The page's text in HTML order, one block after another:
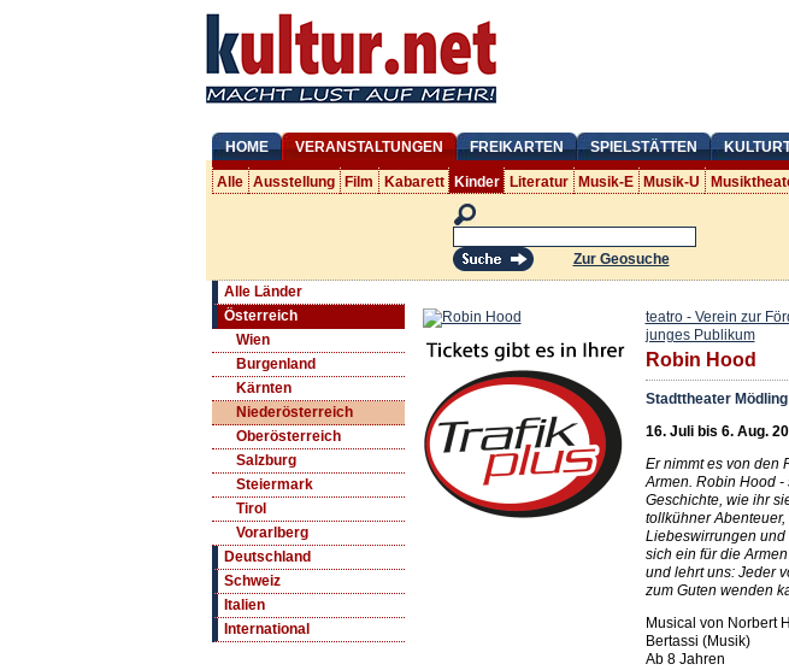
HOME VERANSTALTUNGEN FREIKARTEN SPIELSTÄTTEN
Alle Ausstellung Film Kabarett Kinder Literatur Musik-E Musik-U
Zur Geosuche
Alle Länder
Österreich
Wien
Burgenland
Kärnten
Niederösterreich
Oberösterreich
Salzburg
Steiermark
Tirol
Vorarlberg
Deutschland
Schweiz
Italien
International
teatro - Verein zur
junges Publikum
Robin Hood
Stadttheater Mödling
16. Juli bis 6. Aug.
Er nimmt es von den
Armen. Robin Hood
Geschichte, wie ihr
tollkühner
Liebeswirrungen und
sich ein für die
und lehrt uns: Jeder
zum Guten wenden
Musical von Norbert
Bertassi (Musik)
Ab 8 Jahren